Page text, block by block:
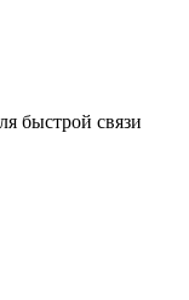
быстрой связи